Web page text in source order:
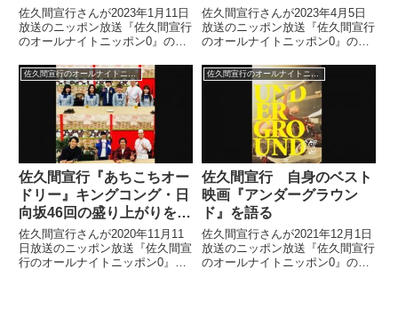
佐久間宣行さんが2023年1月11日
放送のニッポン放送『佐久間宣行
のオールナイトニッポン0』の中
た2022年のエンタメランキング
ベスト10を発表。映画部門、舞
台部門、ドラマ部門に分けて話し
ていました。
佐久間宣行さんが2023年4月5日
放送のニッポン放送『佐久間宣行
のオールナイトニッポン0』の中
鬼越トマホークを発表。鬼越の2
人に言われた言葉の中でいまだに
覚えている言葉を紹介していまし
佐久間宣行のオールナイトニッポン0
佐久間宣行『あちこちオー
ドリー』キングコング・日
向坂46回の盛り上がりを語
る
佐久間宣行さんが2020年11月11
日放送のニッポン放送『佐久間宣
行のオールナイトニッポン0』の
佐久間宣行のオールナイトニッポン0
佐久間宣行 自身のベスト
映画『アンダーグラウン
ド』を語る
佐久間宣行さんが2021年12月1日
放送のニッポン放送『佐久間宣行
のオールナイトニッポン0』の中